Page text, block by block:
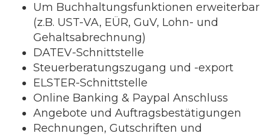
Um Buchhaltungsfunktionen erweiterbar
(z.B. UST-VA, EÜR, GuV, Lohn- und
Gehaltsabrechnung)
DATEV-Schnittstelle
Steuerberatungszugang und -export
ELSTER-Schnittstelle
Online Banking & Paypal Anschluss
Angebote und Auftragsbestätigungen
Rechnungen, Gutschriften und